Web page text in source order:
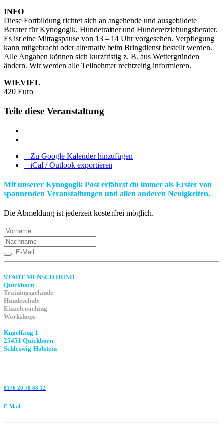
INFO
Diese Fortbildung richtet sich an angehende und ausgebildete
Berater für Kynogogik, Hundetrainer und Hundererziehungsberater.
Es ist eine Mittagspause von 13 – 14 Uhr vorgesehen. Verpflegung
kann mitgebracht oder alternativ beim Bringdienst bestellt werden.
Alle Angaben können sich kurzfristig z. B. aus Wettergründen
ändern. Wir werden alle Teilnehmer rechtzeitig informieren.
WIEVIEL
420 Euro
Teile diese Veranstaltung
+ Zu Google Kalender hinzufügen
+ iCal / Outlook exportieren
Mit unserer Kynogogik Post erfährst du immer als Erster von
spannenden Veranstaltungen und allen anderen Neuigkeiten.
Die Abmeldung ist jederzeit kostenfrei möglich.
STADT MENSCH HUND
Quickborn
Trainingsgelände
Hundeschule
Einzelcoaching
Workshops
Kugelfang 1
25451 Quickborn
Schleswig-Holstein
0176 20 78 68 12
E-Mail